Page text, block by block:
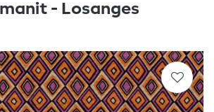
- Losanges